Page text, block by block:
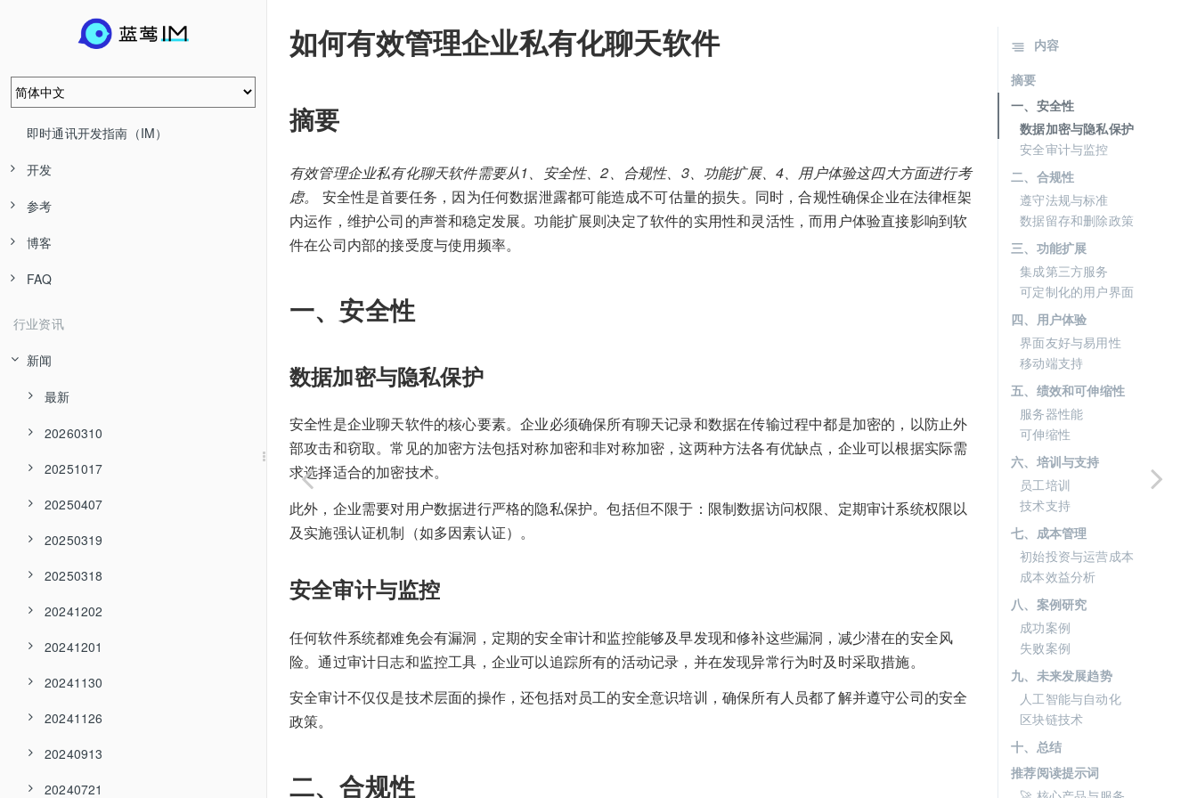
即时通讯开发指南（IM）
开发
参考
博客
FAQ
行业资讯
新闻
最新
20260310
20251017
20250407
20250319
20250318
20241202
20241201
20241130
20241126
20240913
20240721
如何有效管理企业私有化聊天软件
摘要
有效管理企业私有化聊天软件需要从1、安全性、2、合规性、3、功能扩展、4、用户体验这四大方面进行考
虑。
安全性是首要任务，因为任何数据泄露都可能造成不可估量的损失。同时，合规性确保企业在法律框架
内运作，维护公司的声誉和稳定发展。功能扩展则决定了软件的实用性和灵活性，而用户体验直接影响到软
件在公司内部的接受度与使用频率。
一、安全性
数据加密与隐私保护
安全性是企业聊天软件的核心要素。企业必须确保所有聊天记录和数据在传输过程中都是加密的，以防止外
部攻击和窃取。常见的加密方法包括对称加密和非对称加密，这两种方法各有优缺点，企业可以根据实际需
求选择适合的加密技术。
此外，企业需要对用户数据进行严格的隐私保护。包括但不限于：限制数据访问权限、定期审计系统权限以
及实施强认证机制（如多因素认证）。
安全审计与监控
任何软件系统都难免会有漏洞，定期的安全审计和监控能够及早发现和修补这些漏洞，减少潜在的安全风
险。通过审计日志和监控工具，企业可以追踪所有的活动记录，并在发现异常行为时及时采取措施。
安全审计不仅仅是技术层面的操作，还包括对员工的安全意识培训，确保所有人员都了解并遵守公司的安全
政策。
二、合规性
内容
摘要
一、安全性
数据加密与隐私保护
安全审计与监控
二、合规性
遵守法规与标准
数据留存和删除政策
三、功能扩展
集成第三方服务
可定制化的用户界面
四、用户体验
界面友好与易用性
移动端支持
五、绩效和可伸缩性
服务器性能
可伸缩性
六、培训与支持
员工培训
技术支持
七、成本管理
初始投资与运营成本
成本效益分析
八、案例研究
成功案例
失败案例
九、未来发展趋势
人工智能与自动化
区块链技术
十、总结
推荐阅读提示词